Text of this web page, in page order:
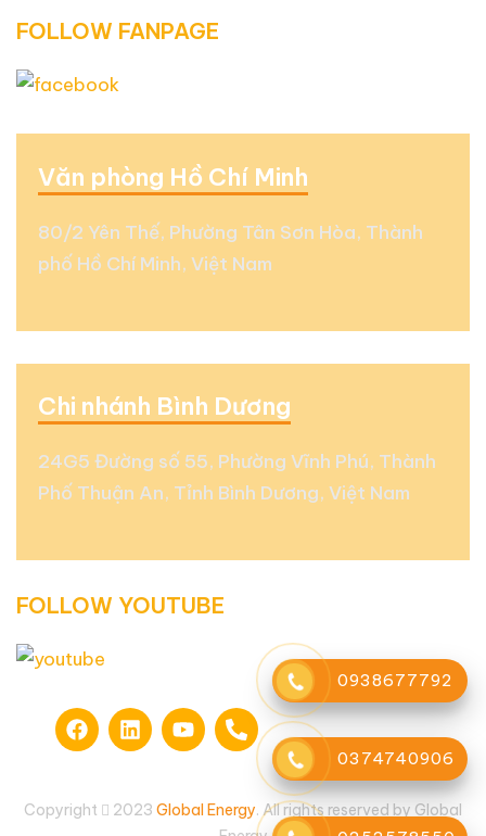
FOLLOW FANPAGE
Văn phòng Hồ Chí Minh
80/2 Yên Thế, Phường Tân Sơn Hòa, Thành
phố Hồ Chí Minh, Việt Nam
Chi nhánh Bình Dương
24G5 Đường số 55, Phường Vĩnh Phú, Thành
Phố Thuận An, Tỉnh Bình Dương, Việt Nam
FOLLOW YOUTUBE
Copyright 2023 Global Energy. All rights reserved by Global
0938677792
0374740906